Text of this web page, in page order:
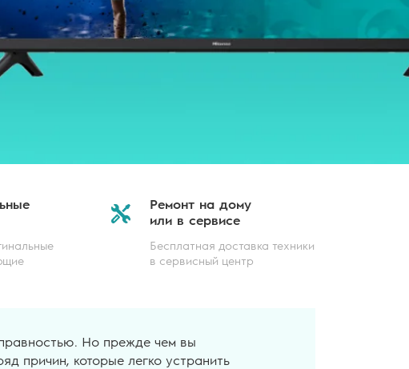
Ремонт на дому
или в сервисе
Бесплатная доставка техники
в сервисный центр
Но прежде чем вы
причин, которые легко устранить